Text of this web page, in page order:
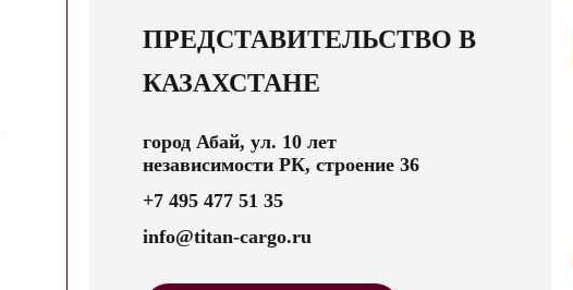
ПРЕДСТАВИТЕЛЬСТВО В
КАЗАХСТАНЕ
город Абай, ул. 10 лет
независимости РК, строение 36
+7 495 477 51 35
info@titan-cargo.ru